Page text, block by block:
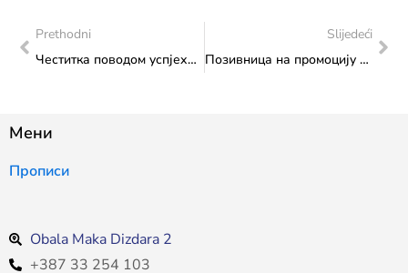
Prethodni
Честитка поводом успјеха босанскохерцеговачке алпске скијашице Елведине Музеферије на Зимским олимпијским играма у Милану и Kортини
Slijedeći
Позивница на промоцију годишњака „Наше старине XXВИ“
Мени
Прописи
Obala Maka Dizdara 2
+387 33 254 103